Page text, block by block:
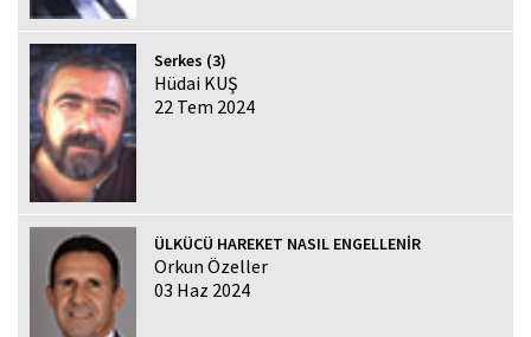
Serkes (3)
Hüdai KUŞ
22 Tem 2024
ÜLKÜCÜ HAREKET NASIL ENGELLENİR
Orkun Özeller
03 Haz 2024